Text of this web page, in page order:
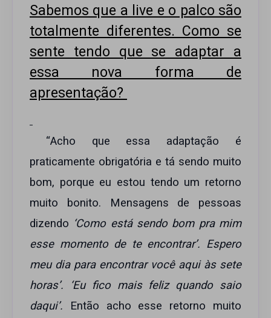
Sabemos que a live e o palco são
totalmente diferentes. Como se
sente tendo que se adaptar a
essa nova forma de
apresentação?
“Acho que essa adaptação é
praticamente obrigatória e tá sendo muito
bom, porque eu estou tendo um retorno
muito bonito. Mensagens de pessoas
dizendo ‘Como está sendo bom pra mim
esse momento de te encontrar’. Espero
meu dia para encontrar você aqui às sete
horas’. ‘Eu fico mais feliz quando saio
daqui’. Então acho esse retorno muito